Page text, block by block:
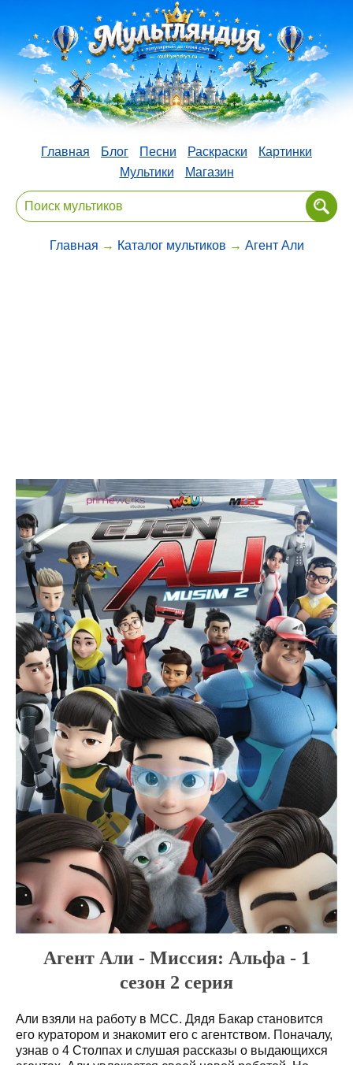
Главная Блог Песни Раскраски
Картинки
Мультики
Магазин
Главная → Каталог мультиков → Агент Али
Агент Али - Миссия: Альфа - 1
сезон 2 серия
Али взяли на работу в MСС. Дядя Бакар становится
его куратором и знакомит его с агентством. Поначалу,
узнав о 4 Столпах и слушая рассказы о выдающихся